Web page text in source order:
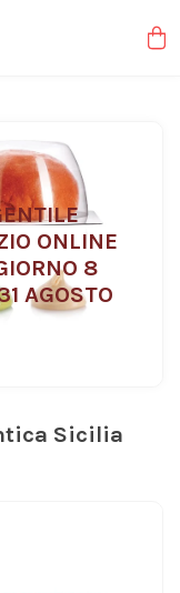
ONLINE
8
AGOSTO
Sicilia